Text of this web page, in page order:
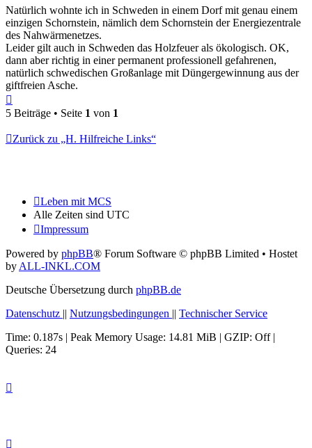
Natürlich wohnte ich in Schweden in einem Dorf mit genau einem
einzigen Schornstein, nämlich dem Schornstein der Energiezentrale
des Nahwärmenetzes.
Leider gilt auch in Schweden das Holzfeuer als ökologisch. OK,
dann aber richtig in einer permanent professionell gefahrenen,
natürlich schwedischen Großanlage mit Düngergewinnung aus der
giftfreien Asche.
oben
5 Beiträge • Seite 1 von 1
Zurück zu „H. Hilfreiche Links“
Leben mit MCS
Alle Zeiten sind UTC
Impressum
Powered by phpBB® Forum Software © phpBB Limited • Hostet
by ALL-INKL.COM
Deutsche Übersetzung durch phpBB.de
Datenschutz || Nutzungsbedingungen || Technischer Service
Time: 0.187s | Peak Memory Usage: 14.81 MiB | GZIP: Off |
Queries: 24